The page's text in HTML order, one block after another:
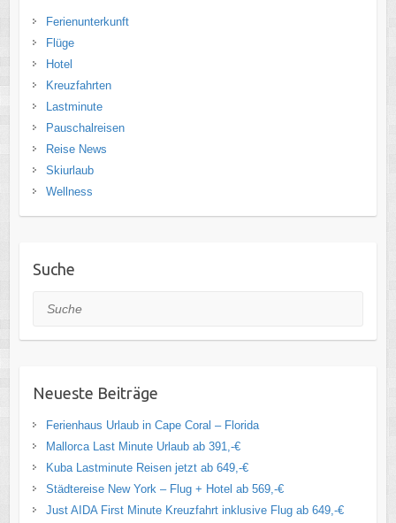
Ferienunterkunft
Flüge
Hotel
Kreuzfahrten
Lastminute
Pauschalreisen
Reise News
Skiurlaub
Wellness
Suche
Suche
Neueste Beiträge
Ferienhaus Urlaub in Cape Coral – Florida
Mallorca Last Minute Urlaub ab 391,-€
Kuba Lastminute Reisen jetzt ab 649,-€
Städtereise New York – Flug + Hotel ab 569,-€
Just AIDA First Minute Kreuzfahrt inklusive Flug ab 649,-€